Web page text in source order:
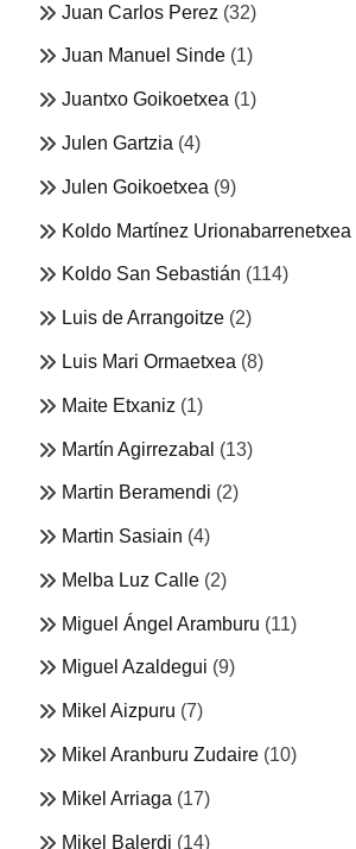
Juan Carlos Perez (32)
Juan Manuel Sinde (1)
Juantxo Goikoetxea (1)
Julen Gartzia (4)
Julen Goikoetxea (9)
Koldo Martínez Urionabarrenetxea
Koldo San Sebastián (114)
Luis de Arrangoitze (2)
Luis Mari Ormaetxea (8)
Maite Etxaniz (1)
Martín Agirrezabal (13)
Martin Beramendi (2)
Martin Sasiain (4)
Melba Luz Calle (2)
Miguel Ángel Aramburu (11)
Miguel Azaldegui (9)
Mikel Aizpuru (7)
Mikel Aranburu Zudaire (10)
Mikel Arriaga (17)
Mikel Balerdi (14)